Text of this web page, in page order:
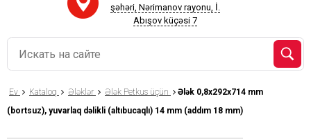
şəhəri, Nərimanov rayonu, İ.
Abışov küçəsi 7
Ev Kataloq Ələklər Ələk Petkus üçün
Ələk 0,8x292x714 mm
(bortsuz), yuvarlaq dəlikli (altıbucaqlı) 14 mm (addım 18 mm)